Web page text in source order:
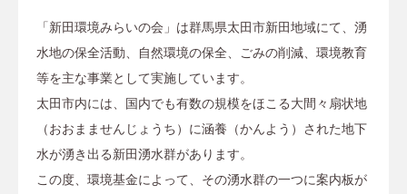
「新田環境みらいの会」は群馬県太田市新田地域にて、湧
水地の保全活動、自然環境の保全、ごみの削減、環境教育
等を主な事業として実施しています。
太田市内には、国内でも有数の規模をほこる大間々扇状地
（おおまませんじょうち）に涵養（かんよう）された地下
水が湧き出る新田湧水群があります。
この度、環境基金によって、その湧水群の一つに案内板が